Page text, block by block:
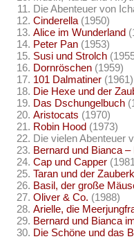
Die Abenteuer von
Cinderella (1950)
Alice im Wunderland
Peter Pan (1953)
Susi und Strolch
Dornröschen (1959)
101 Dalmatiner (1961)
Die Hexe und der
Das Dschungelbuch
Aristocats (1970)
Robin Hood (1973)
Die vielen Abenteuer
Bernard und Bianca
Cap und Capper
Taran und der
Basil, der große
Oliver & Co. (1988)
Arielle, die
Bernard und Bianca
Die Schöne und das